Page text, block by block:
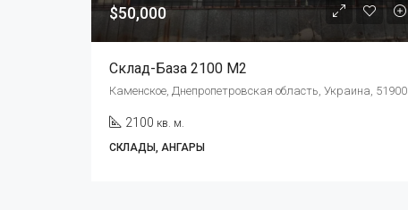
$50,000
Склад-База 2100 М2
Каменское, Днепропетровская область, Украина, 51900
2100 кв. м.
СКЛАДЫ, АНГАРЫ